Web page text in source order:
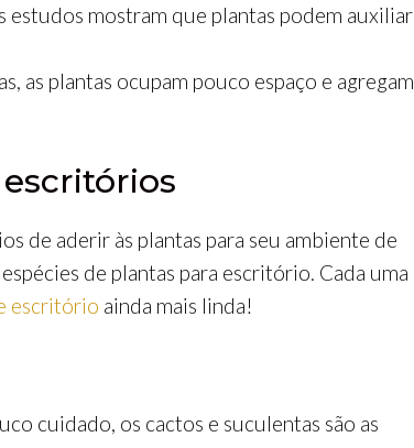
estudos mostram que plantas podem auxiliar
as plantas ocupam pouco espaço e agregam
de aderir às plantas para seu ambiente de
de plantas para escritório. Cada uma
escritório ainda mais linda!
cuidado, os cactos e suculentas são as